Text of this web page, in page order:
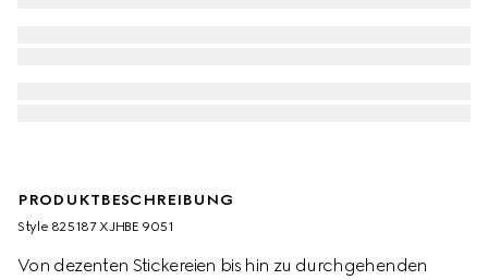
PRODUKTBESCHREIBUNG
Style ‎825187 XJHBE 9051
Von dezenten Stickereien bis hin zu durchgehenden